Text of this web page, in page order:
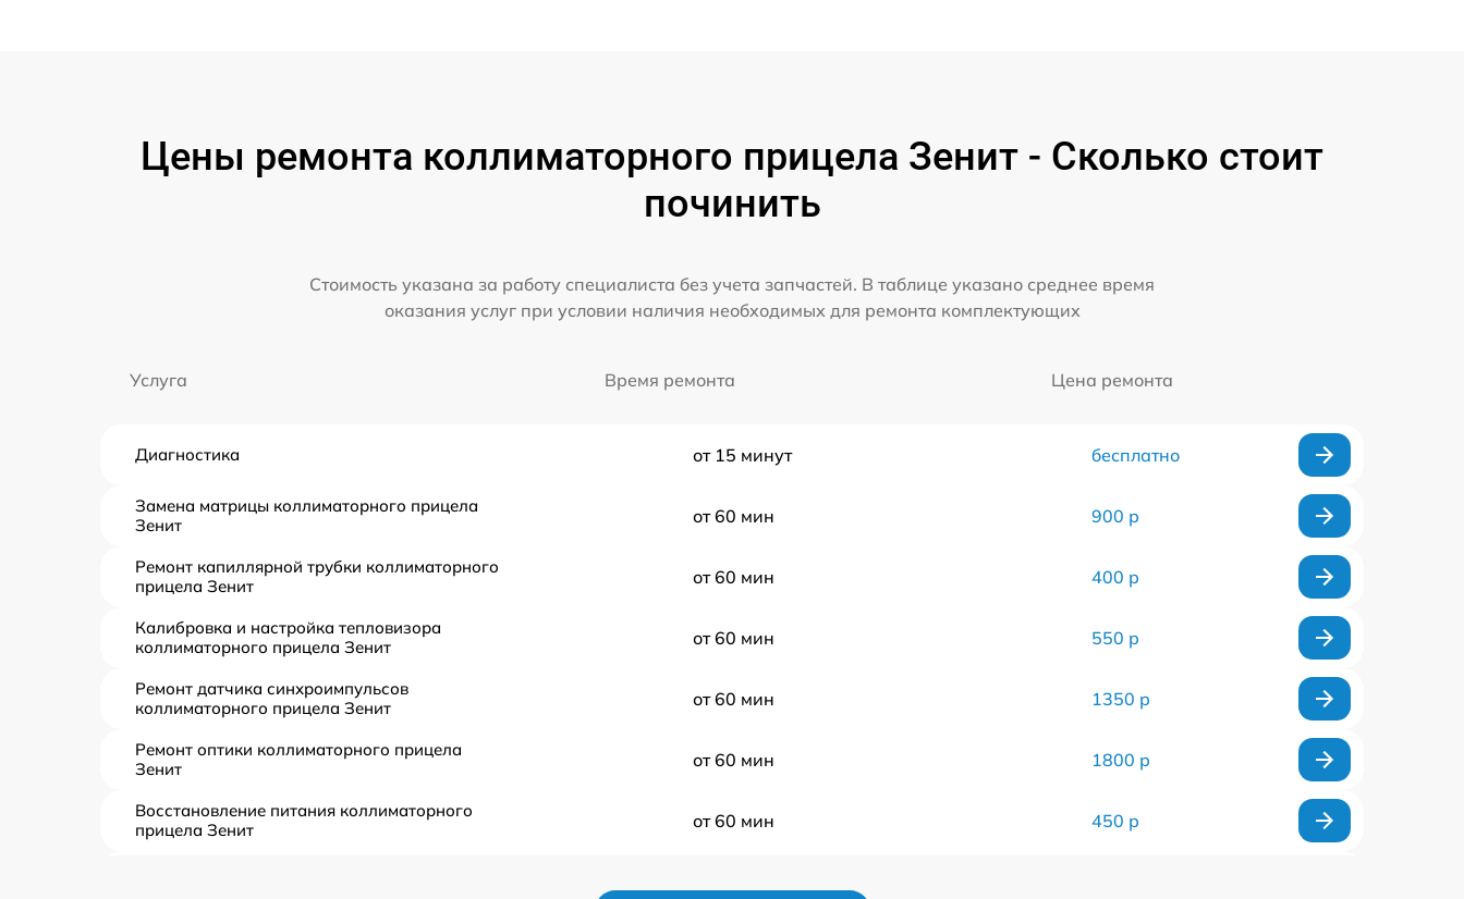
Цены ремонта коллиматорного прицела Зенит - Сколько стоит
починить
Стоимость указана за работу специалиста без учета запчастей. В таблице указано среднее время
оказания услуг при условии наличия необходимых для ремонта комплектующих
Услуга Время ремонта Цена ремонта
Диагностика от 15 минут бесплатно
Замена матрицы коллиматорного прицела
Зенит
от 60 мин 900 р
Ремонт капиллярной трубки коллиматорного
прицела Зенит
от 60 мин 400 р
Калибровка и настройка тепловизора
коллиматорного прицела Зенит
от 60 мин 550 р
Ремонт датчика синхроимпульсов
коллиматорного прицела Зенит
от 60 мин 1350 р
Ремонт оптики коллиматорного прицела
Зенит
от 60 мин 1800 р
Восстановление питания коллиматорного
прицела Зенит
от 60 мин 450 р